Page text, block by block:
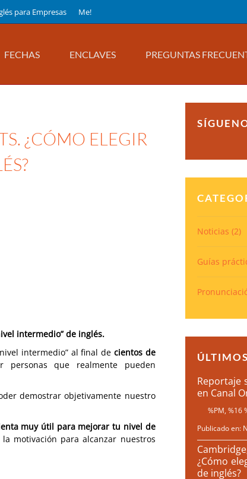
para Empresas Me!
FECHAS ENCLAVES PREGUNTAS
¿CÓMO ELEGIR
intermedio” de inglés.
intermedio” al final de cientos de
que realmente pueden
demostrar objetivamente nuestro
muy útil para mejorar tu nivel de
motivación para alcanzar nuestros
Noticias (2)
Guías
Reportaje
en Canal
%PM, %16
Publicado en:
¿Cómo
de inglés?